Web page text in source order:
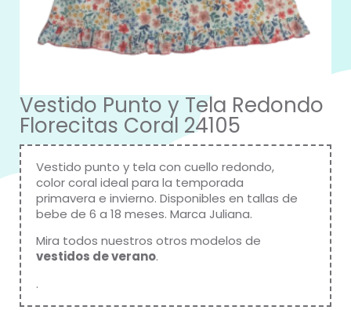
Vestido Punto y Tela Redondo
Florecitas Coral 24105
Vestido punto y tela con cuello redondo,
color coral ideal para la temporada
primavera e invierno. Disponibles en tallas de
bebe de 6 a 18 meses. Marca Juliana.
Mira todos nuestros otros modelos de
vestidos de verano.
.